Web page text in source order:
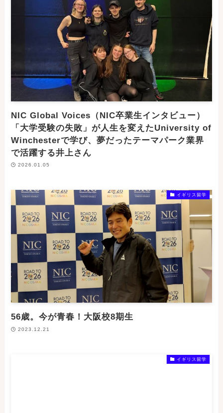
NIC Global Voices（NIC卒業生インタビュー）
「大学受験の失敗」が人生を変えたUniversity of
Winchesterで学び、夢だったテーマパーク業界
で活躍する井上さん
2026.01.05
イギリス留学
56歳。今が青春！大阪校8期生
2023.12.21
イギリス留学